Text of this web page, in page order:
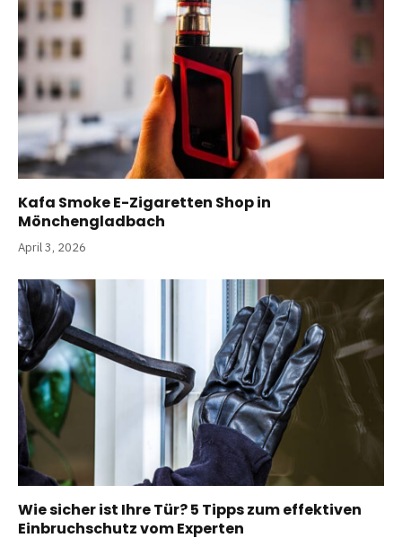
Kafa Smoke E-Zigaretten Shop in
Mönchengladbach
April 3, 2026
Wie sicher ist Ihre Tür? 5 Tipps zum effektiven
Einbruchschutz vom Experten